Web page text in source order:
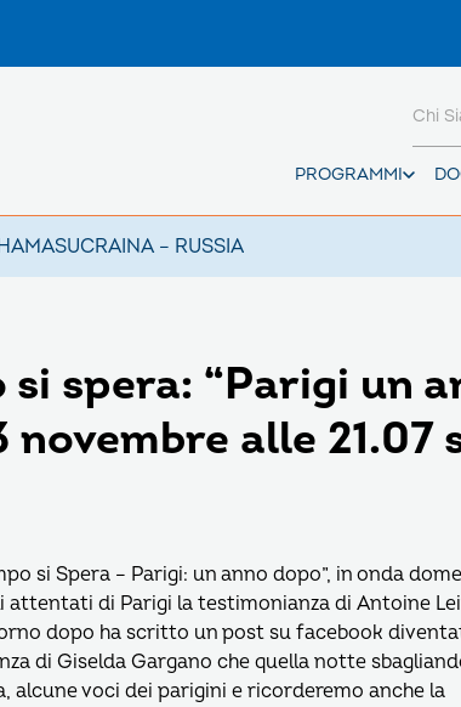
PROGRAMMI
Chi
UCRAINA – RUSSIA
si spera: “Parigi un
novembre alle 21.07
si Spera – Parigi: un anno dopo”, in onda
attentati di Parigi la testimonianza di Antoine
dopo ha scritto un post su facebook
di Giselda Gargano che quella notte
voci dei parigini e ricorderemo anche la